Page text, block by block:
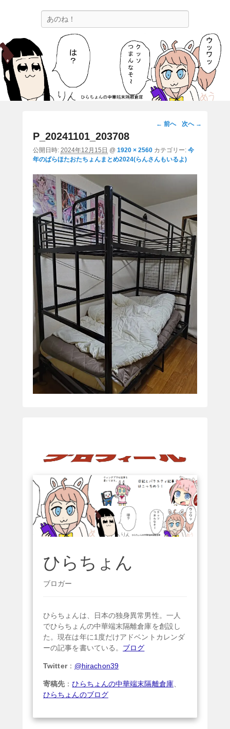
ひらちょんの中華端末隔離倉庫
ほたがページ上部にある検索バーを消してくれたサイトです。
画
ビ
ョ
ン
← 前へ 次へ →
P_20241101_203708
公開日時: 2024年12月15日 @ 1920 × 2560 カテゴリー: 今
年のぱらほたおたちょんまとめ2024(らんさんもいるよ)
ひらちょん
ブロガー
ひらちょんは、日本の独身異常男性。一人
でひらちょんの中華端末隔離倉庫を創設し
た。現在は年に1度だけアドベントカレンダ
ーの記事を書いている。 ブログ
Twitter： @hirachon39
寄稿先 ：ひらちょんの中華端末隔離倉庫、
ひらちょんのブログ